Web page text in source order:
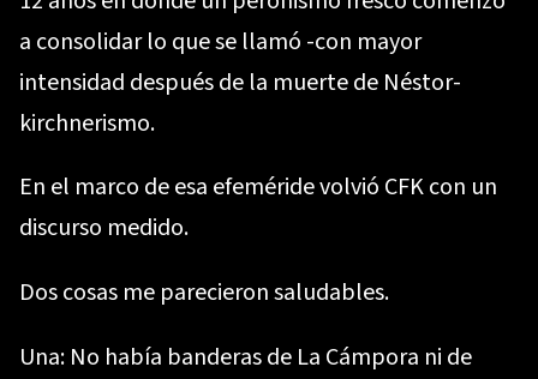
a consolidar lo que se llamó -con mayor
intensidad después de la muerte de Néstor-
kirchnerismo.
En el marco de esa efeméride volvió CFK con un
discurso medido.
Dos cosas me parecieron saludables.
Una: No había banderas de La Cámpora ni de